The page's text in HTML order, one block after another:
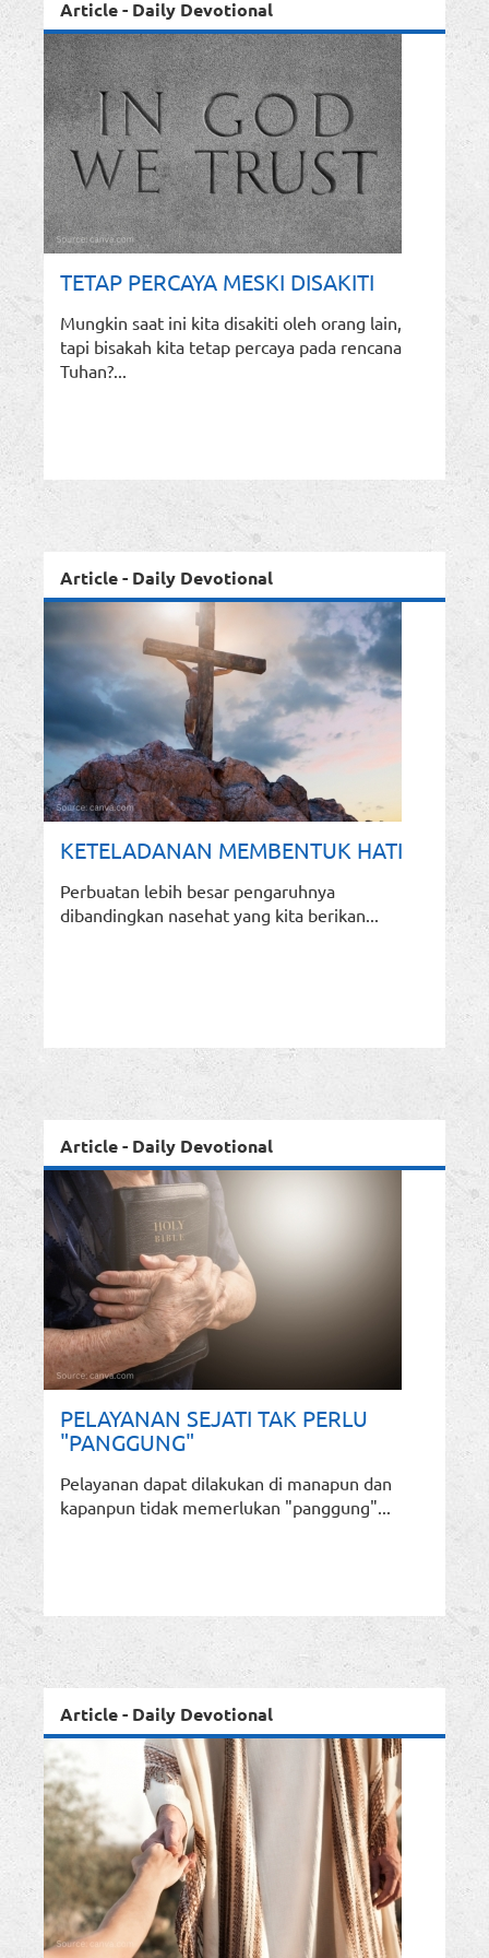
Article - Daily Devotional
TETAP PERCAYA MESKI DISAKITI
Mungkin saat ini kita disakiti oleh orang lain,
tapi bisakah kita tetap percaya pada rencana
Tuhan?...
Article - Daily Devotional
KETELADANAN MEMBENTUK HATI
Perbuatan lebih besar pengaruhnya
dibandingkan nasehat yang kita berikan...
Article - Daily Devotional
PELAYANAN SEJATI TAK PERLU
"PANGGUNG"
Pelayanan dapat dilakukan di manapun dan
kapanpun tidak memerlukan "panggung"...
Article - Daily Devotional